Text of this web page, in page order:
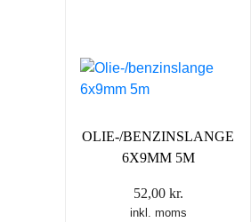
OLIE-/BENZINSLANGE
6X9MM 5M
52,00 kr.
inkl. moms